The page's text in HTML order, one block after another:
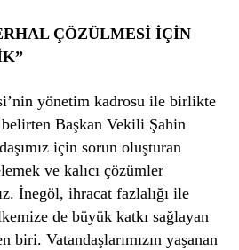
ÇÖZÜLMESİ İÇİN
yönetim kadrosu ile birlikte
belirten Başkan Vekili Şahin
için sorun oluşturan
ve kalıcı çözümler
İnegöl, ihracat fazlalığı ile
de büyük katkı sağlayan
biri. Vatandaşlarımızın yaşanan